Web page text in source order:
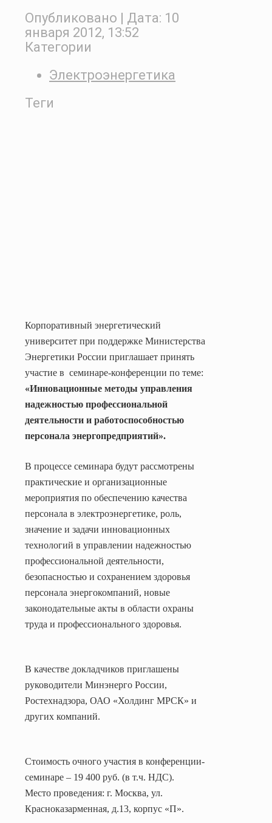
Опубликовано | Дата: 10
января 2012, 13:52
Категории
Электроэнергетика
Теги
Корпоративный энергетический
университет при поддержке Министерства
Энергетики России приглашает принять
участие в семинаре-конференции по теме:
«Инновационные методы управления
надежностью профессиональной
деятельности и работоспособностью
персонала энергопредприятий».
В процессе семинара будут рассмотрены
практические и организационные
мероприятия по обеспечению качества
персонала в электроэнергетике, роль,
значение и задачи инновационных
технологий в управлении надежностью
профессиональной деятельности,
безопасностью и сохранением здоровья
персонала энергокомпаний, новые
законодательные акты в области охраны
труда и профессионального здоровья.
В качестве докладчиков приглашены
руководители Минэнерго России,
Ростехнадзора, ОАО «Холдинг МРСК» и
других компаний.
Стоимость очного участия в конференции-
семинаре – 19 400 руб. (в т.ч. НДС).
Место проведения: г. Москва, ул.
Красноказарменная, д.13, корпус «П».